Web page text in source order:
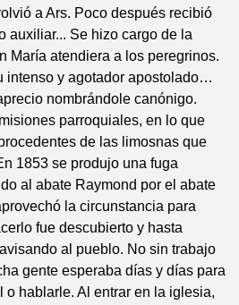
a Ars. Poco después recibió
auxiliar... Se hizo cargo de la
María atendiera a los peregrinos.
intenso y agotador apostolado…
nombrándole canónigo.
parroquiales, en lo que
de las limosnas que
1853 se produjo una fuga
al abate Raymond por el abate
la circunstancia para
fue descubierto y hasta
al pueblo. No sin trabajo
gente esperaba días y días para
o hablarle. Al entrar en la iglesia,